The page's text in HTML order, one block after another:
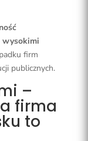
wysokimi
firm
publicznych.
–
firma
to